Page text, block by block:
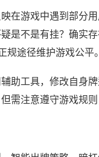
在游戏中遇到部分
是不是有挂？确实
途径维护游戏公平。
助工具，修改自身
需注意遵守游戏规则